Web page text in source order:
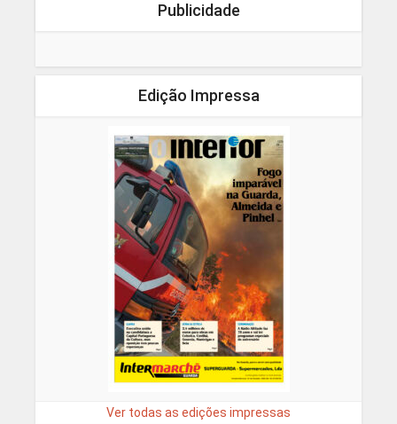
Publicidade
Edição Impressa
Ver todas as edições impressas